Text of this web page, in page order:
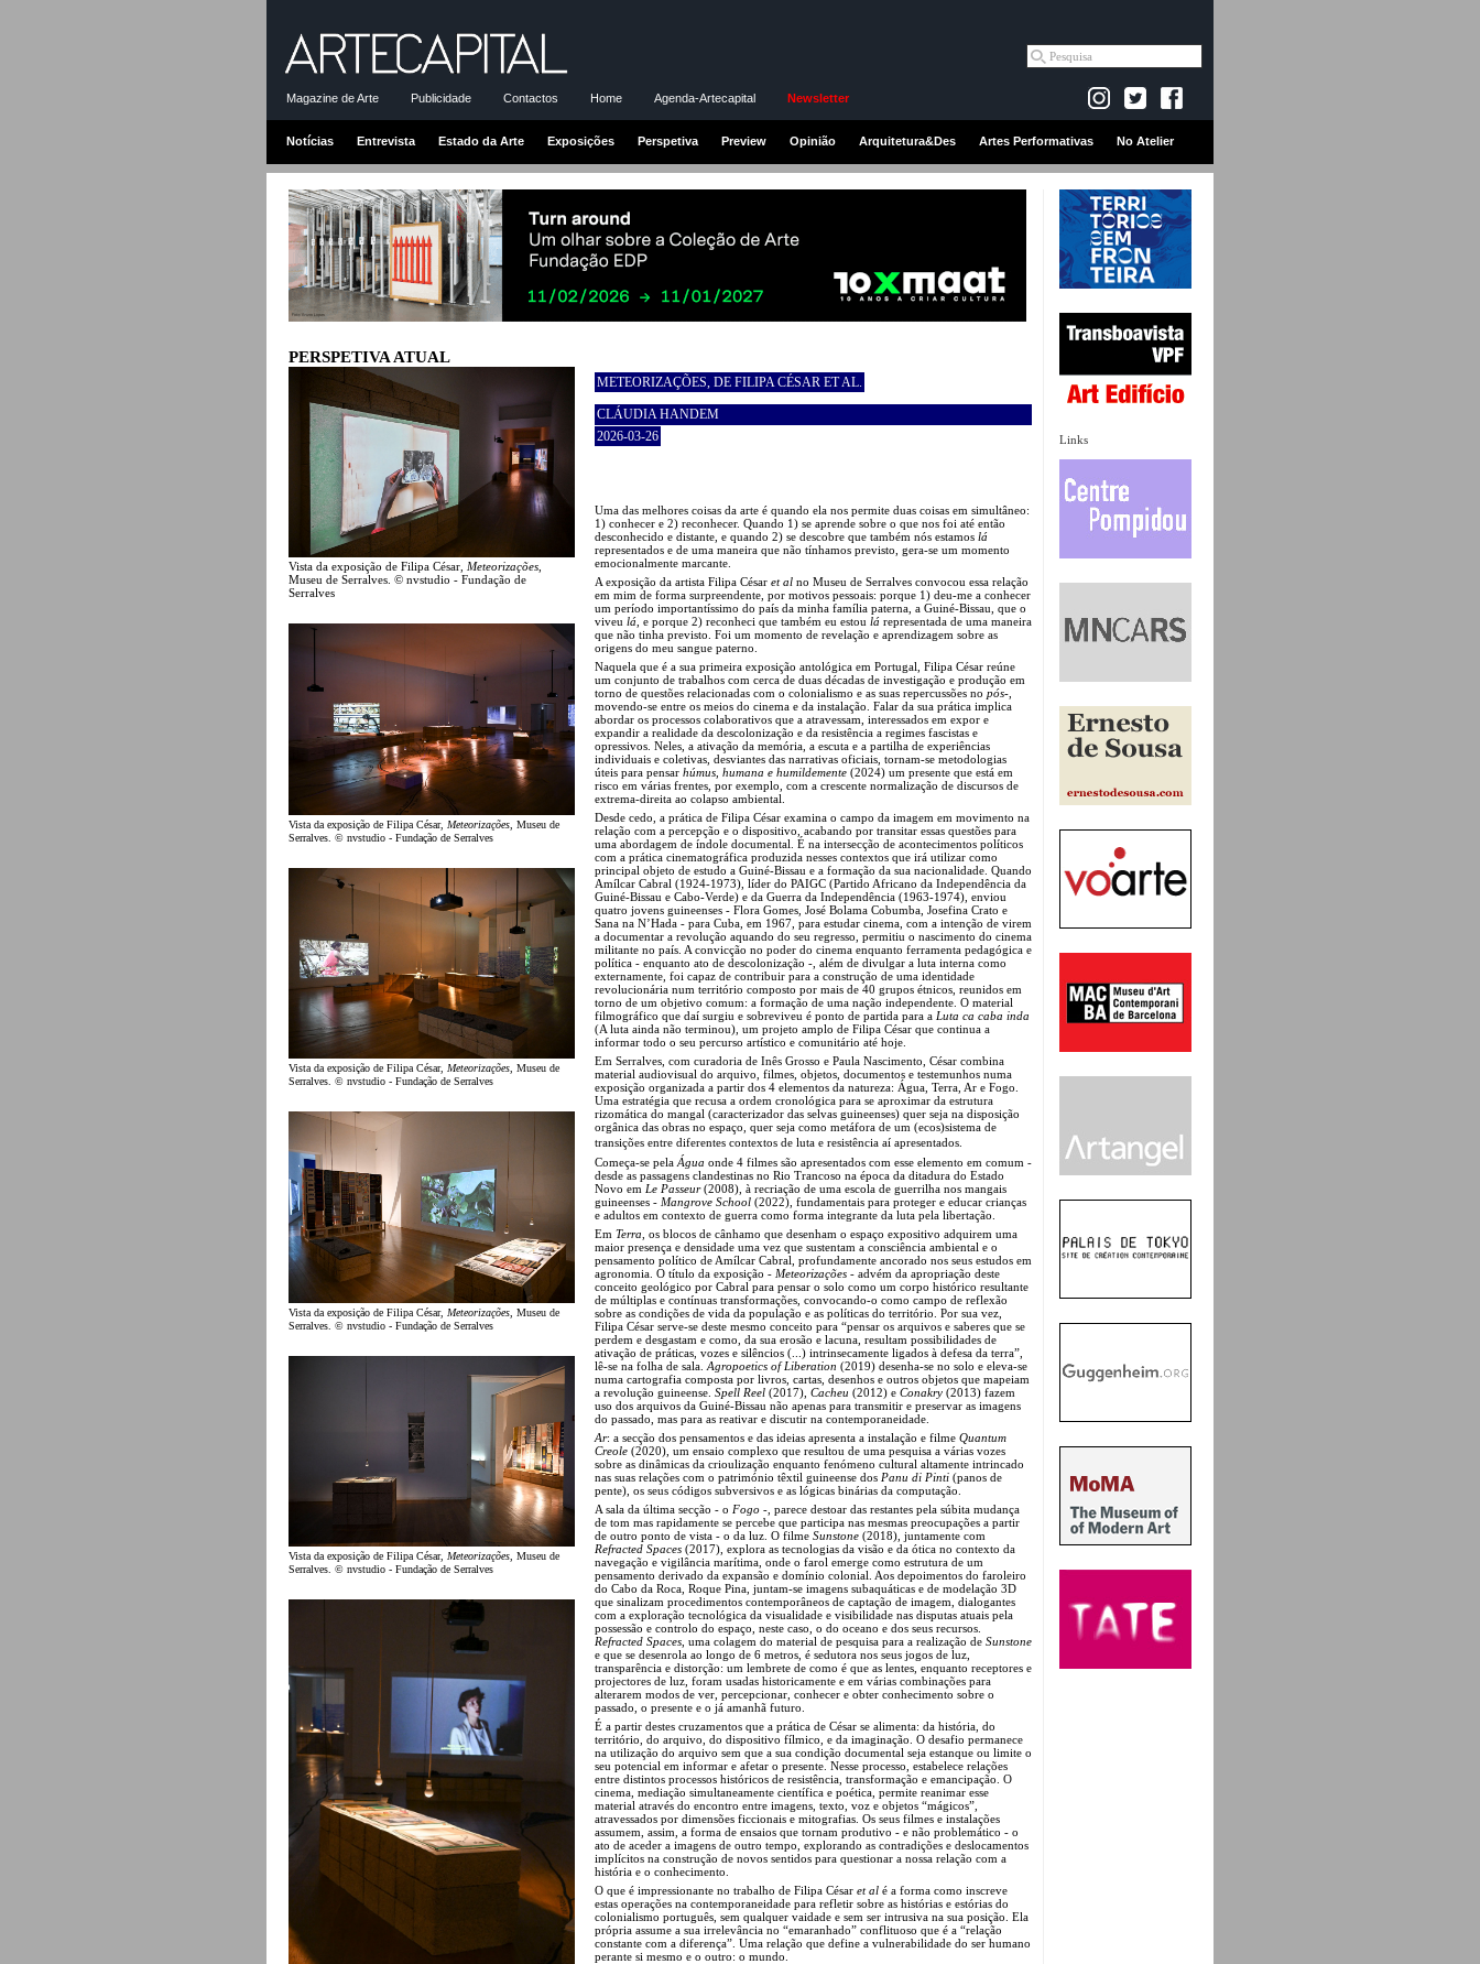
Magazine de Arte Publicidade Contactos Home Agenda-Artecapital Newsletter
Notícias Entrevista Estado da Arte Exposições Perspetiva Preview Opinião Arquitetura&Des Artes Performativas No Atelier
Links
PERSPETIVA ATUAL
Vista da exposição de Filipa César, Meteorizações
Museu de Serralves. © nvstudio - Fundação de
Serralves
Vista da exposição de Filipa César, Meteorizações , Museu de
Serralves. © nvstudio - Fundação de Serralves
Vista da exposição de Filipa César, Meteorizações , Museu de
Serralves. © nvstudio - Fundação de Serralves
Vista da exposição de Filipa César, Meteorizações , Museu de
Serralves. © nvstudio - Fundação de Serralves
Vista da exposição de Filipa César, Meteorizações , Museu de
Serralves. © nvstudio - Fundação de Serralves
METEORIZAÇÕES, DE FILIPA CÉSAR ET AL.
CLÁUDIA HANDEM
2026-03-26
Uma das melhores coisas da arte é quando ela nos permite duas coisas em simultâneo:
1) conhecer e 2) reconhecer. Quando 1) se aprende sobre o que nos foi até então
desconhecido e distante, e quando 2) se descobre que também nós estamos lá
representados e de uma maneira que não tínhamos previsto, gera-se um momento
emocionalmente marcante.
A exposição da artista Filipa César et al no Museu de Serralves convocou essa relação
em mim de forma surpreendente, por motivos pessoais: porque 1) deu-me a conhecer
um período importantíssimo do país da minha família paterna, a Guiné-Bissau, que o
viveu lá , e porque 2) reconheci que também eu estou lá representada de uma maneira
que não tinha previsto. Foi um momento de revelação e aprendizagem sobre as
origens do meu sangue paterno.
Naquela que é a sua primeira exposição antológica em Portugal, Filipa César reúne
um conjunto de trabalhos com cerca de duas décadas de investigação e produção em
torno de questões relacionadas com o colonialismo e as suas repercussões no pós-
movendo-se entre os meios do cinema e da instalação. Falar da sua prática implica
abordar os processos colaborativos que a atravessam, interessados em expor e
expandir a realidade da descolonização e da resistência a regimes fascistas e
opressivos. Neles, a ativação da memória, a escuta e a partilha de experiências
individuais e coletivas, desviantes das narrativas oficiais, tornam-se metodologias
úteis para pensar húmus, humana e humildemente (2024) um presente que está em
risco em várias frentes, por exemplo, com a crescente normalização de discursos de
extrema-direita ao colapso ambiental.
Desde cedo, a prática de Filipa César examina o campo da imagem em movimento na
relação com a percepção e o dispositivo, acabando por transitar essas questões para
uma abordagem de índole documental. É na intersecção de acontecimentos políticos
com a prática cinematográfica produzida nesses contextos que irá utilizar como
principal objeto de estudo a Guiné-Bissau e a formação da sua nacionalidade. Quando
Amílcar Cabral (1924-1973), líder do PAIGC (Partido Africano da Independência da
Guiné-Bissau e Cabo-Verde) e da Guerra da Independência (1963-1974), enviou
quatro jovens guineenses - Flora Gomes, José Bolama Cobumba, Josefina Crato e
Sana na N’Hada - para Cuba, em 1967, para estudar cinema, com a intenção de virem
a documentar a revolução aquando do seu regresso, permitiu o nascimento do cinema
militante no país. A convicção no poder do cinema enquanto ferramenta pedagógica e
política - enquanto ato de descolonização -, além de divulgar a luta interna como
externamente, foi capaz de contribuir para a construção de uma identidade
revolucionária num território composto por mais de 40 grupos étnicos, reunidos em
torno de um objetivo comum: a formação de uma nação independente. O material
filmográfico que daí surgiu e sobreviveu é ponto de partida para a Luta ca caba inda
(A luta ainda não terminou), um projeto amplo de Filipa César que continua a
informar todo o seu percurso artístico e comunitário até hoje.
Em Serralves, com curadoria de Inês Grosso e Paula Nascimento, César combina
material audiovisual do arquivo, filmes, objetos, documentos e testemunhos numa
exposição organizada a partir dos 4 elementos da natureza: Água, Terra, Ar e Fogo.
Uma estratégia que recusa a ordem cronológica para se aproximar da estrutura
rizomática do mangal (caracterizador das selvas guineenses) quer seja na disposição
orgânica das obras no espaço, quer seja como metáfora de um (ecos)sistema de
transições entre diferentes contextos de luta e resistência aí apresentados.
Começa-se pela Água onde 4 filmes são apresentados com esse elemento em comum -
desde as passagens clandestinas no Rio Trancoso na época da ditadura do Estado
Novo em Le Passeur(2008), à recriação de uma escola de guerrilha nos mangais
guineenses - Mangrove School (2022), fundamentais para proteger e educar crianças
e adultos em contexto de guerra como forma integrante da luta pela libertação.
Em Terra , os blocos de cânhamo que desenham o espaço expositivo adquirem uma
maior presença e densidade uma vez que sustentam a consciência ambiental e o
pensamento político de Amílcar Cabral, profundamente ancorado nos seus estudos em
agronomia. O título da exposição - Meteorizações - advém da apropriação deste
conceito geológico por Cabral para pensar o solo como um corpo histórico resultante
de múltiplas e contínuas transformações, convocando-o como campo de reflexão
sobre as condições de vida da população e as políticas do território. Por sua vez,
Filipa César serve-se deste mesmo conceito para “pensar os arquivos e saberes que se
perdem e desgastam e como, da sua erosão e lacuna, resultam possibilidades de
ativação de práticas, vozes e silêncios (...) intrinsecamente ligados à defesa da terra”,
lê-se na folha de sala. Agropoetics of Liberation (2019) desenha-se no solo e eleva-se
numa cartografia composta por livros, cartas, desenhos e outros objetos que mapeiam
a revolução guineense. Spell Reel (2017), Cacheu (2012) e Conakry (2013) fazem
uso dos arquivos da Guiné-Bissau não apenas para transmitir e preservar as imagens
do passado, mas para as reativar e discutir na contemporaneidade.
Ar: a secção dos pensamentos e das ideias apresenta a instalação e filme Quantum
Creole (2020), um ensaio complexo que resultou de uma pesquisa a várias vozes
sobre as dinâmicas da crioulização enquanto fenómeno cultural altamente intrincado
nas suas relações com o património têxtil guineense dos Panu di Pinti (panos de
pente), os seus códigos subversivos e as lógicas binárias da computação.
A sala da última secção - o Fogo -, parece destoar das restantes pela súbita mudança
de tom mas rapidamente se percebe que participa nas mesmas preocupações a partir
de outro ponto de vista - o da luz. O filme Sunstone (2018), juntamente com
Refracted Spaces (2017), explora as tecnologias da visão e da ótica no contexto da
navegação e vigilância marítima, onde o farol emerge como estrutura de um
pensamento derivado da expansão e domínio colonial. Aos depoimentos do faroleiro
do Cabo da Roca, Roque Pina, juntam-se imagens subaquáticas e de modelação 3D
que sinalizam procedimentos contemporâneos de captação de imagem, dialogantes
com a exploração tecnológica da visualidade e visibilidade nas disputas atuais pela
possessão e controlo do espaço, neste caso, o do oceano e dos seus recursos.
Refracted Spaces , uma colagem do material de pesquisa para a realização de Sunstone
e que se desenrola ao longo de 6 metros, é sedutora nos seus jogos de luz,
transparência e distorção: um lembrete de como é que as lentes, enquanto receptores e
projectores de luz, foram usadas historicamente e em várias combinações para
alterarem modos de ver, percepcionar, conhecer e obter conhecimento sobre o
passado, o presente e o já amanhã futuro.
É a partir destes cruzamentos que a prática de César se alimenta: da história, do
território, do arquivo, do dispositivo fílmico, e da imaginação. O desafio permanece
na utilização do arquivo sem que a sua condição documental seja estanque ou limite o
seu potencial em informar e afetar o presente. Nesse processo, estabelece relações
entre distintos processos históricos de resistência, transformação e emancipação. O
cinema, mediação simultaneamente científica e poética, permite reanimar esse
material através do encontro entre imagens, texto, voz e objetos “mágicos”,
atravessados por dimensões ficcionais e mitografias. Os seus filmes e instalações
assumem, assim, a forma de ensaios que tornam produtivo - e não problemático - o
ato de aceder a imagens de outro tempo, explorando as contradições e deslocamentos
implícitos na construção de novos sentidos para questionar a nossa relação com a
história e o conhecimento.
O que é impressionante no trabalho de Filipa César et al é a forma como inscreve
estas operações na contemporaneidade para refletir sobre as histórias e estórias do
colonialismo português, sem qualquer vaidade e sem ser intrusiva na sua posição. Ela
própria assume a sua irrelevância no “emaranhado” conflituoso que é a “relação
constante com a diferença”. Uma relação que define a vulnerabilidade do ser humano
perante si mesmo e o outro: o mundo.